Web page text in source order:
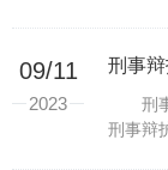
国婚姻
09/11
2023
刑事
刑事
刑事辩